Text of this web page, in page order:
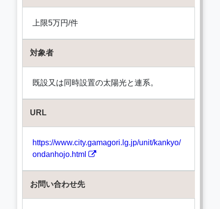
上限5万円/件
対象者
既設又は同時設置の太陽光と連系。
URL
https://www.city.gamagori.lg.jp/unit/kankyo/
ondanhojo.html
お問い合わせ先